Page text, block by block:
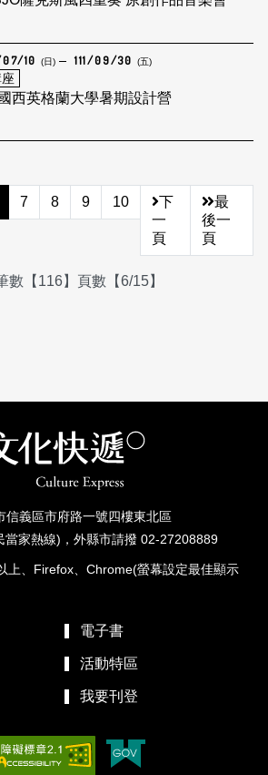
07/10 (日) 111/09/30 (五)
西英格蘭大學暑期設計營
7 8 9 10
下
一
頁
最
後一
頁
數【116】頁數【6/15】
信義區市府路一號四樓東北區
當家熱線)，外縣市請撥 02-27208889
上、Firefox、Chrome(螢幕設定最佳顯示
電子書
活動特區
我要刊登